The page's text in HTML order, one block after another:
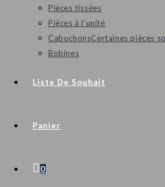
Pièces tissées
Pièces à l’unité
CabochonsCertaines pièces
Bobines
Liste De Souhait
Panier
0